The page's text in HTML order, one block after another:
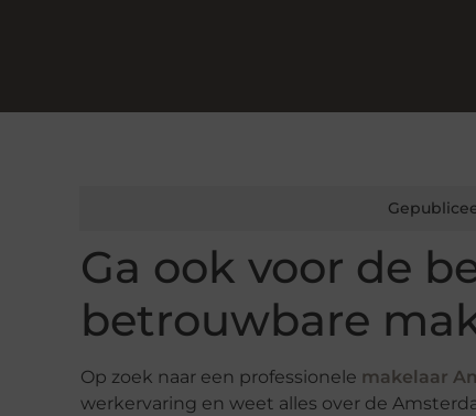
Ga ook voor de
betrouwbare
Op zoek naar een professionele makelaar
werkervaring en weet alles over de